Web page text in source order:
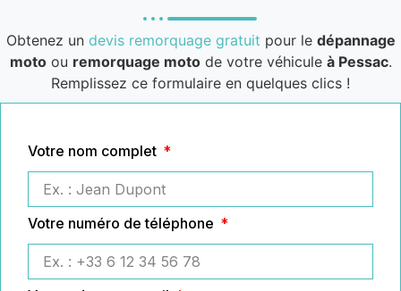
Obtenez un devis remorquage gratuit pour le dépannage
motoou remorquage motode votre véhicule à Pessac.
Remplissez ce formulaire en quelques clics !
Votre nom complet
Votre numéro de téléphone